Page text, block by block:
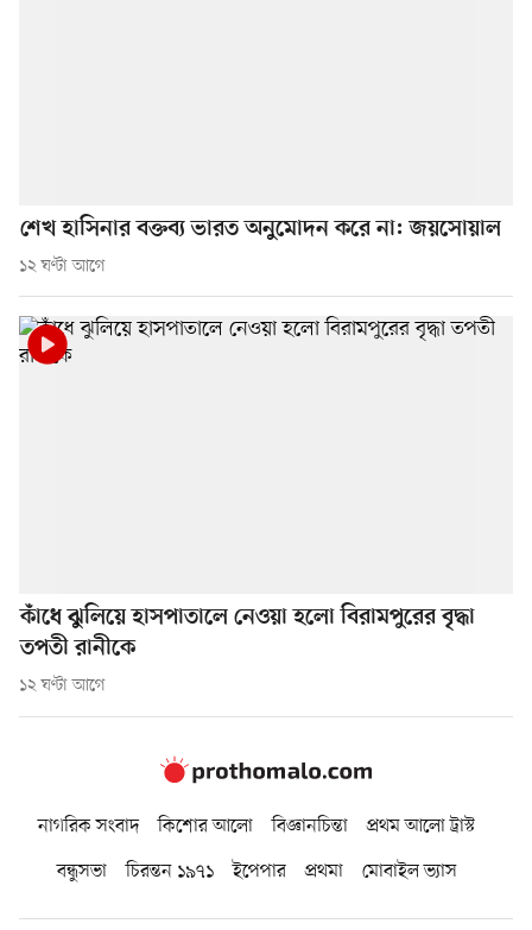
শেখ হাসিনার বক্তব্য ভারত অনুমোদন করে না: জয়সোয়াল
১২ ঘণ্টা আগে
কাঁধে ঝুলিয়ে হাসপাতালে নেওয়া হলো বিরামপুরের বৃদ্ধা
তপতী রানীকে
১২ ঘণ্টা আগে
নাগরিক সংবাদ কিশোর আলো বিজ্ঞানচিন্তা
প্রথম আলো ট্রাস্ট
বন্ধুসভা
চিরন্তন ১৯৭১ ইপেপার প্রথমা মোবাইল ভ্যাস